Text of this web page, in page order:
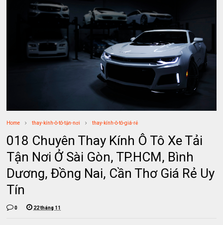
Home thay-kính-ô-tô-tận-nơi thay-kính-ô-tô-giá-rẻ
018 Chuyên Thay Kính Ô Tô Xe Tải
Tận Nơi Ở Sài Gòn, TP.HCM, Bình
Dương, Đồng Nai, Cần Thơ Giá Rẻ Uy
Tín
0 22 tháng 11